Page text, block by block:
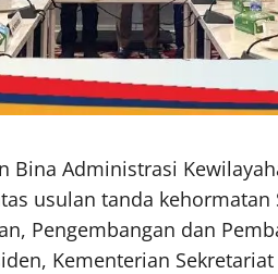
Bina Administrasi
usulan tanda kehormatan
Pengembangan dan
Kementerian